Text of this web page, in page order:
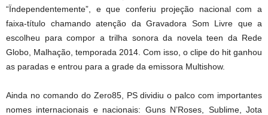
“Ïndependentemente”, e que conferiu projeção nacional com a
faixa-título chamando atenção da Gravadora Som Livre que a
escolheu para compor a trilha sonora da novela teen da Rede
Globo, Malhação, temporada 2014. Com isso, o clipe do hit ganhou
as paradas e entrou para a grade da emissora Multishow.
Ainda no comando do Zero85, PS dividiu o palco com importantes
nomes internacionais e nacionais: Guns N’Roses, Sublime, Jota